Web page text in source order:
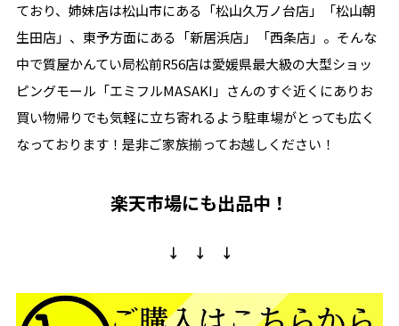
ており、姉妹店は松山市にある「松山久万ノ台店」「松山朝
生田店」、東予方面にある「新居浜店」「西条店」。そんな
中で質屋かんてい局松前R56店は愛媛県最大級の大型ショッ
ピングモール「エミフルMASAKI」さんのすぐ近くにありお
買い物帰りでも気軽に立ち寄れるよう駐車場がとっても広く
なっております！是非ご家族揃ってお越しください！
楽天市場にも出品中！
↓ ↓ ↓